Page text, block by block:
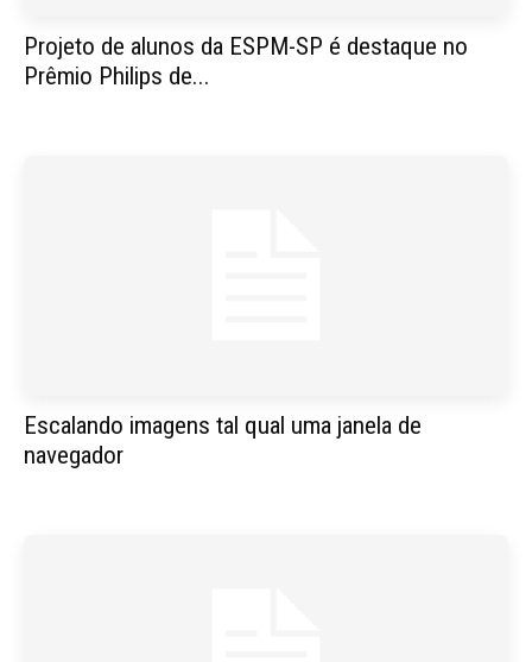
Projeto de alunos da ESPM-SP é destaque no
Prêmio Philips de...
Escalando imagens tal qual uma janela de
navegador